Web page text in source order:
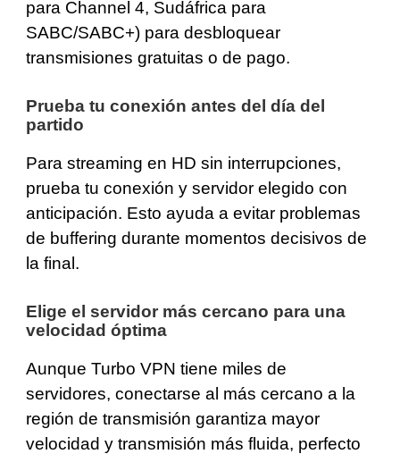
para Channel 4, Sudáfrica para
SABC/SABC+) para desbloquear
transmisiones gratuitas o de pago.
Prueba tu conexión antes del día del
partido
Para streaming en HD sin interrupciones,
prueba tu conexión y servidor elegido con
anticipación. Esto ayuda a evitar problemas
de buffering durante momentos decisivos de
la final.
Elige el servidor más cercano para una
velocidad óptima
Aunque Turbo VPN tiene miles de
servidores, conectarse al más cercano a la
región de transmisión garantiza mayor
velocidad y transmisión más fluida, perfecto